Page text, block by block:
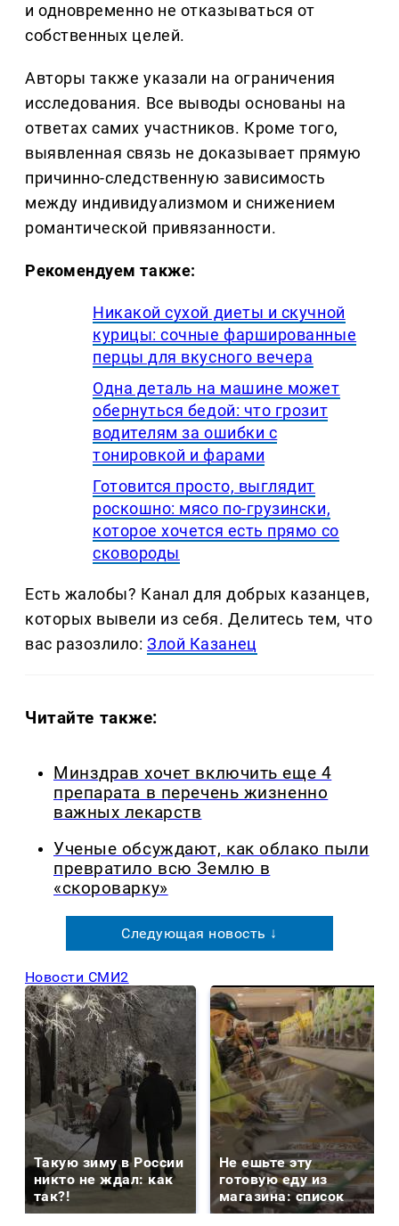
и одновременно не отказываться от
собственных целей.
Авторы также указали на ограничения
исследования. Все выводы основаны на
ответах самих участников. Кроме того,
выявленная связь не доказывает прямую
причинно-следственную зависимость
между индивидуализмом и снижением
романтической привязанности.
Рекомендуем также:
Никакой сухой диеты и скучной
курицы: сочные фаршированные
перцы для вкусного вечера
Одна деталь на машине может
обернуться бедой: что грозит
водителям за ошибки с
тонировкой и фарами
Готовится просто, выглядит
роскошно: мясо по-грузински,
которое хочется есть прямо со
сковороды
Есть жалобы? Канал для добрых казанцев,
которых вывели из себя. Делитеcь тем, что
вас разозлило:Злой Казанец
Читайте также:
Минздрав хочет включить еще 4
препарата в перечень жизненно
важных лекарств
Ученые обсуждают, как облако пыли
превратило всю Землю в
«скороварку»
Следующая новость ↓
Новости СМИ2
Такую зиму в России
никто не ждал: как
так?!
Не ешьте эту
готовую еду из
магазина: список